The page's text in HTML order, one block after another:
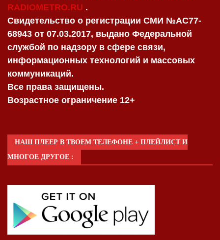
RADIOMETRO.RU .
Свидетельство о регистрации СМИ №AC77-
68943 от 07.03.2017, выдано Федеральной
службой по надзору в сфере связи,
информационных технологий и массовых
коммуникаций.
Все права защищены.
Возрастное ограничение 12+
НАШ ПЛЕЕР В ТВОЕМ ТЕЛЕФОНЕ + ПЛЕЙЛИСТ И
МНОГОЕ ДРУГОЕ :